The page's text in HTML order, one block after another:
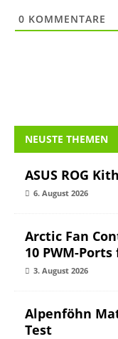
0 KOMMENTARE
NEUSTE THEMEN
ASUS ROG
6. August 2026
Arctic Fan
10 PWM-
3. August 2026
Alpenföhn
Test